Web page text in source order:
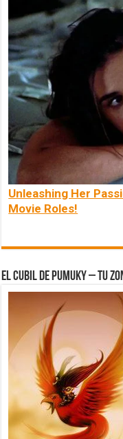
Unleashing Her
Movie Roles!
El Cubil de Pumuky – Tu